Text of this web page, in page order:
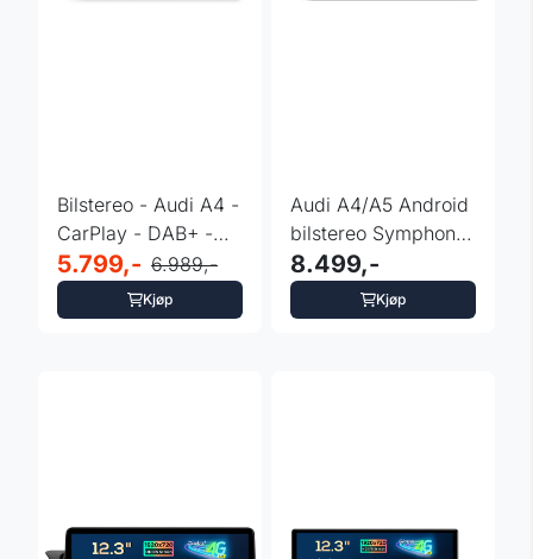
Bilstereo - Audi A4 -
CarPlay - DAB+ -
Multimedia
5.799,- 6.989,-
Kjøp
Audi A4/A5 Android
bilstereo Symphony
- Concert 12.3” ...
8.499,-
Kjøp